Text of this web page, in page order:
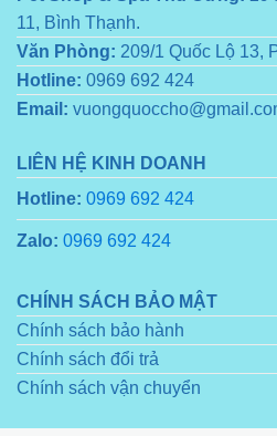
11, Bình Thạnh.
Văn Phòng: 209/1 Quốc Lộ 13,
Hotline: 0969 692 424
Email:
LIÊN HỆ KINH DOANH
Hotline: 0969 692 424
Zalo: 0969 692 424
CHÍNH SÁCH BẢO MẬT
Chính sách bảo hành
Chính sách đổi trả
Chính sách vận chuyển